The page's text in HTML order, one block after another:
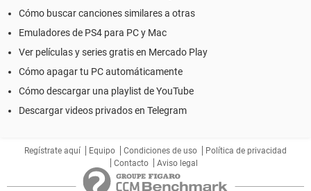
Cómo buscar canciones similares a otras
Emuladores de PS4 para PC y Mac
Ver películas y series gratis en Mercado Play
Cómo apagar tu PC automáticamente
Cómo descargar una playlist de YouTube
Descargar videos privados en Telegram
Regístrate aquí Equipo Condiciones de uso
Política de privacidad
Contacto
Aviso legal